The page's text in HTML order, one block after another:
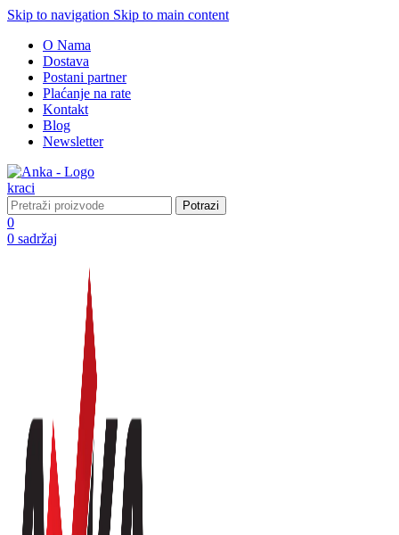
Skip to navigation Skip to main content
O Nama
Dostava
Postani partner
Plaćanje na rate
Kontakt
Blog
Newsletter
Potrazi
0
0 sadržaj